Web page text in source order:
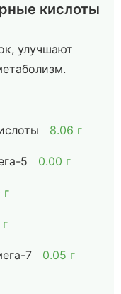
кислоты
улучшают
8.06 г
5 0.00 г
г
7 0.05 г